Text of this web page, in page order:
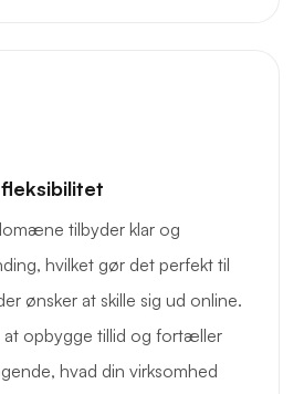
tilbyder klar og
hvilket gør det perfekt til
ønsker at skille sig ud online.
opbygge tillid og fortæller
hvad din virksomhed